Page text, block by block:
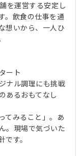
を運営する安定し
。飲食の仕事を通
想いから、一人ひ
ート
ナル調理にも挑戦
あるおもてなし
てみること」。あ
。現場で気づいた
です。